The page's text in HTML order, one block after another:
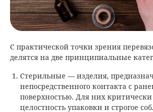
С практической точки зрения
делятся на две принципиальные
Стерильные — изделия,
непосредственного контакта с
поверхностью. Для них
целостность упаковки и строгое